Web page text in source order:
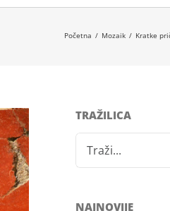
Početna / Mozaik / Kratke
TRAŽILICA
for:
NAJNOVIJE